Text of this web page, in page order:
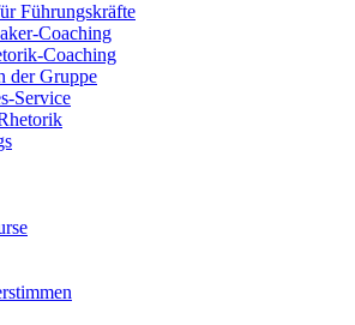
Führungskräfte
Coaching
Coaching
der Gruppe
Service